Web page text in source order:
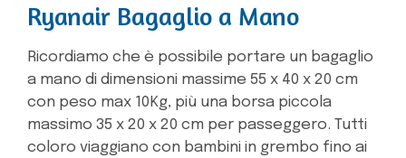
Ryanair Bagaglio a Mano
Ricordiamo che è possibile portare un bagaglio
a mano di dimensioni massime 55 x 40 x 20 cm
con peso max 10Kg, più una borsa piccola
massimo 35 x 20 x 20 cm per passeggero. Tutti
coloro viaggiano con bambini in grembo fino ai